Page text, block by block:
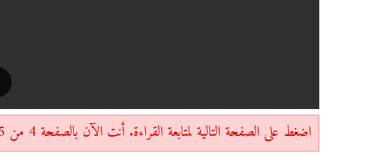
اضغط على الصفحة التالية لمتابعة القراءة. أنت الآن بالصفحة 4 من 5.